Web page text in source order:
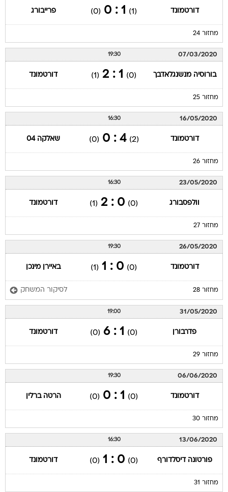
דורטמונד (1)
1 : 0
(0) פרייבורג
מחזור 24
07/03/2020
19:30
בורוסיה מנשנגלאדבך (0)
1 : 2
(1) דורטמונד
מחזור 25
16/05/2020
16:30
דורטמונד (2)
4 : 0
(0) שאלקה 04
מחזור 26
23/05/2020
16:30
וולפסבורג (0)
0 : 2
(1) דורטמונד
מחזור 27
26/05/2020
19:30
דורטמונד (0)
0 : 1
(1) באיירן מינכן
מחזור 28 לסיקור המשחק
31/05/2020
19:00
פדרבורן (0)
1 : 6
(0) דורטמונד
מחזור 29
06/06/2020
19:30
דורטמונד (0)
1 : 0
(0) הרטה ברלין
מחזור 30
13/06/2020
16:30
פורטונה דיסלדורף (0)
0 : 1
(0) דורטמונד
מחזור 31